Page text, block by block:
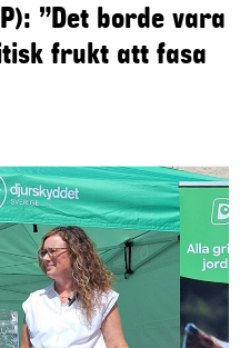
”Det borde vara
frukt att fasa